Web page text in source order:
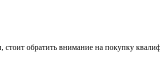
обратить внимание на покупку